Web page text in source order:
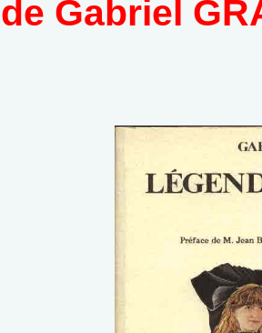
de Gabriel